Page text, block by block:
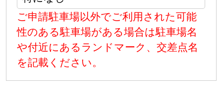
ご申請駐車場以外でご利用された可能
性のある駐車場がある場合は駐車場名
や付近にあるランドマーク、交差点名
を記載ください。